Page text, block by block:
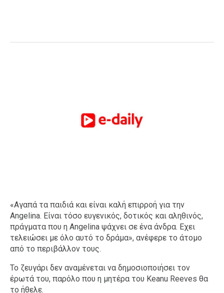
«Αγαπά τα παιδιά και είναι καλή επιρροή για την
Angelina. Είναι τόσο ευγενικός, δοτικός και αληθινός,
πράγματα που η Angelina ψάχνει σε ένα άνδρα. Εχει
τελειώσει με όλο αυτό το δράμα», ανέφερε το άτομο
από το περιβάλλον τους.
Το ζευγάρι δεν αναμένεται να δημοσιοποιήσει τον
έρωτά του, παρόλο που η μητέρα του Keanu Reeves θα
το ήθελε.